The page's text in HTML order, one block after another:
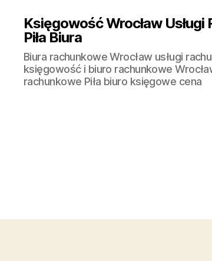
Księgowość Wrocław
Piła Biura
Biura rachunkowe Wrocław usługi
księgowość i biuro rachunkowe
rachunkowe Piła biuro księgowe cena